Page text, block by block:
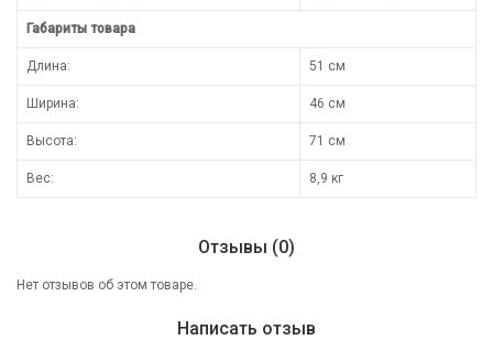
Габариты товара
Длина: 51 см
Ширина: 46 см
Высота: 71 см
Вес: 8,9 кг
Отзывы (0)
Нет отзывов об этом товаре.
Написать отзыв